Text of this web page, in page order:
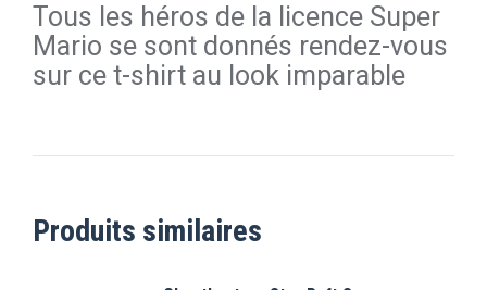
Tous les héros de la licence Super
Mario se sont donnés rendez-vous
sur ce t-shirt au look imparable
Produits similaires